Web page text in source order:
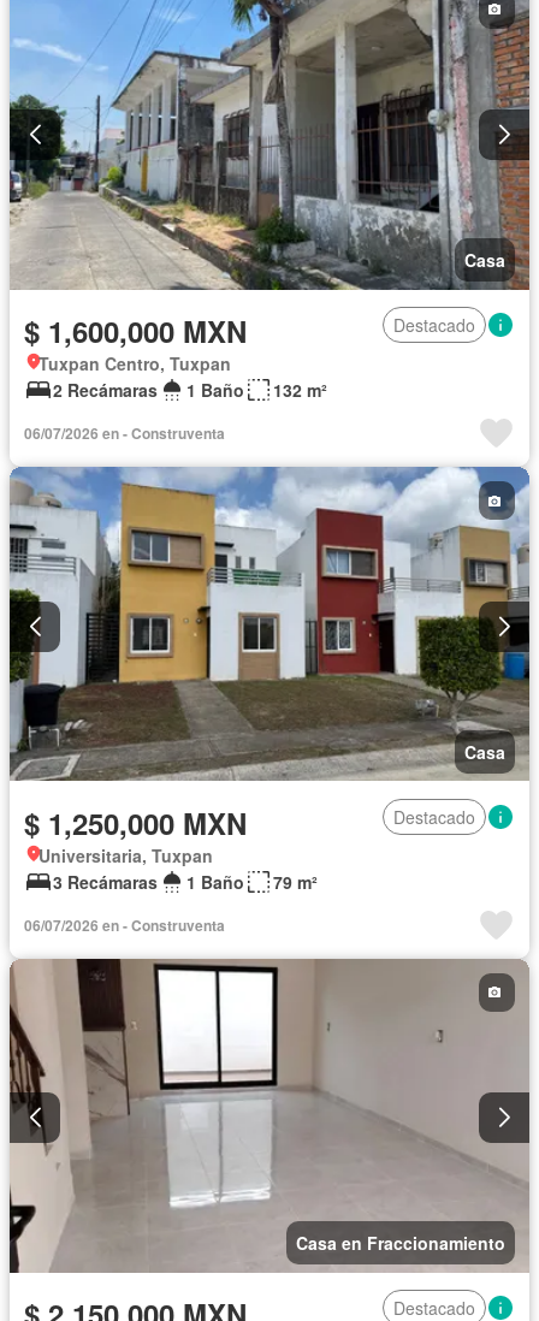
Jardín Despacho
Recámara con closet
Sala polivalente
Televisión por cable
Terraza
Vista panorámica
Wifi Zonas verdes Sin amueblar
Casa
$ 1,600,000 MXN
Destacado
Tuxpan Centro, Tuxpan
2 Recámaras
1 Baño 132 m²
06/07/2026 en - Construventa
Casa
$ 1,250,000 MXN
Destacado
Universitaria, Tuxpan
3 Recámaras
1 Baño 79 m²
06/07/2026 en - Construventa
Casa en Fraccionamiento
Destacado